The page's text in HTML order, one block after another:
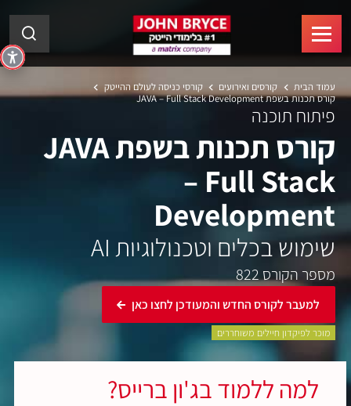
עמוד הבית קורסים ואירועים
קורסי כניסה לעולם ההייטק
קורס תכנות בשפת JAVA – Full Stack Development
פיתוח תוכנה
קורס תכנות בשפת JAVA
– Full Stack
Development
שימוש בכלים וטכנולוגיות AI
מספר הקורס 822
למעבר לקורס החדש והמעודכן לחצו כאן
מוכר לפיקדון חיילים משוחררים
למה ללמוד בג'ון ברייס?